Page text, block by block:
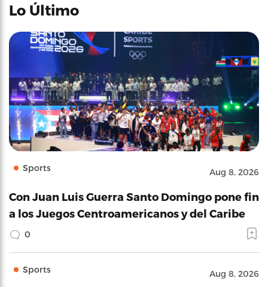
Lo Último
Sports Aug 8, 2026
Con Juan Luis Guerra Santo Domingo pone fin
a los Juegos Centroamericanos y del Caribe
0
Sports Aug 8, 2026